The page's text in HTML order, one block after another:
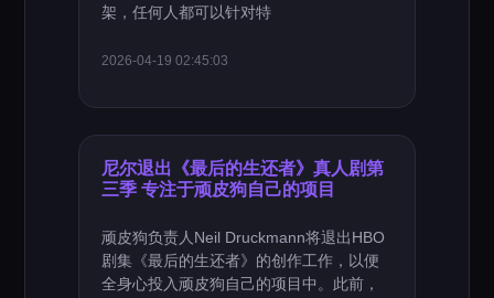
架，任何人都可以针对特
2026-04-19 02:45:03
尼尔退出《最后的生还者》真人剧第
三季 专注于顽皮狗自己的项目
顽皮狗负责人Neil Druckmann将退出HBO
剧集《最后的生还者》的创作工作，以便
全身心投入顽皮狗自己的项目中。此前，